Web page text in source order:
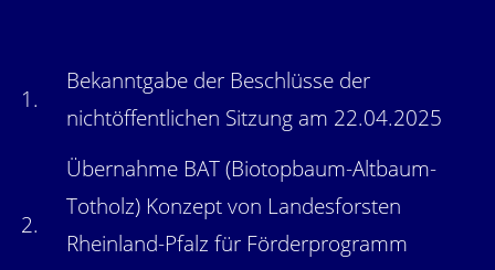
1.
Bekanntgabe der Beschlüsse der
nichtöffentlichen Sitzung am 22.04.2025
2.
Übernahme BAT (Biotopbaum-Altbaum-
Totholz) Konzept von Landesforsten
Rheinland-Pfalz für Förderprogramm